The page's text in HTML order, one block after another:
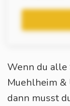
Wenn du alle
Muehlheim &
dann musst